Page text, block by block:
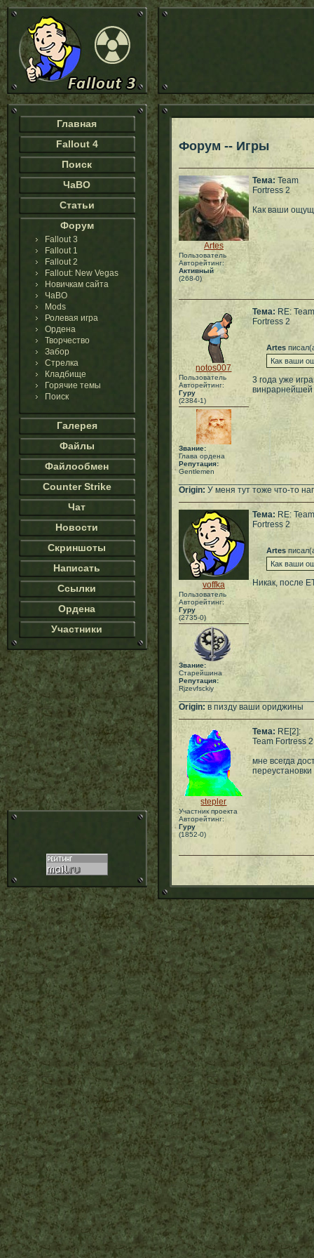
Главная
Fallout 4
Поиск
ЧаВО
Статьи
Форум
Fallout 3
Fallout 1
Fallout 2
Fallout: New Vegas
Новичкам сайта
ЧаВО
Mods
Ролевая игра
Ордена
Творчество
Забор
Стрелка
Кладбище
Горячие темы
Поиск
Галерея
Файлы
Файлообмен
Counter Strike
Чат
Новости
Скриншоты
Написать
Ссылки
Ордена
Участники
Форум -- Игры
Artes
Пользователь
Авторейтинг:
Активный
(268-0)
Тема: Team
Fortress 2
Как ваши
notos007
Пользователь
Авторейтинг:
Гуру
(2384-1)
Звание:
Глава ордена
Репутация:
Gentlemen
Тема: RE: Team
Fortress 2
Artes
Как ваши
3 года уже
винрарнейшей
Origin: У меня тут тоже что-то
voffka
Пользователь
Авторейтинг:
Гуру
(2735-0)
Звание:
Старейшина
Репутация:
Rjzevfsckiy
Тема: RE: Team
Fortress 2
Artes
Как ваши
Никак, после
Origin: в пизду ваши ориджины
stepler
Участник проекта
Авторейтинг:
Гуру
(1852-0)
Тема: RE[2]:
Team Fortress 2
мне всегда